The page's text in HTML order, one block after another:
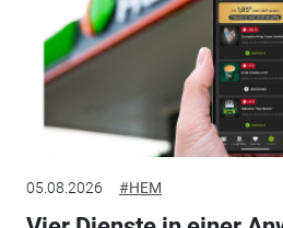
05.08.2026 #HEM